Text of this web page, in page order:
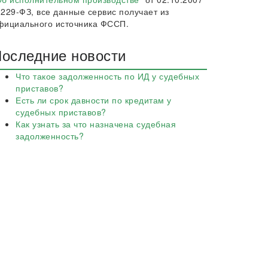
ФЗ, все данные сервис получает из
источника ФССП.
новости
Что такое задолженность по ИД у судебных
приставов?
Есть ли срок давности по кредитам у
судебных приставов?
Как узнать за что назначена судебная
задолженность?